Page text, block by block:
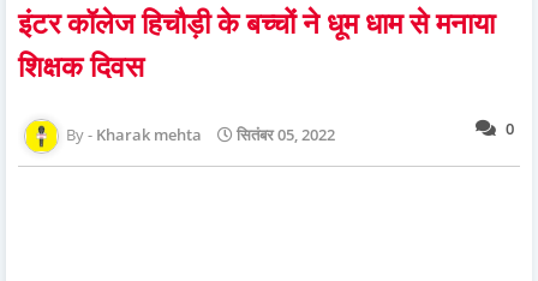
इंटर कॉलेज हिचौड़ी के बच्चों ने धूम धाम से मनाया
शिक्षक दिवस
0
Kharak mehta सितंबर 05, 2022